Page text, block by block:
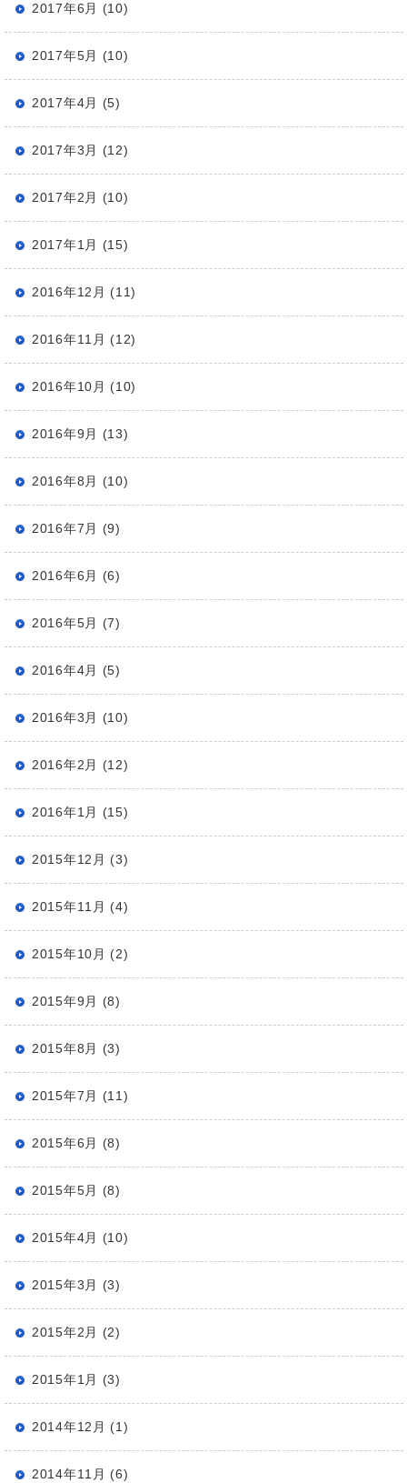
2017年6月 (10)
2017年5月 (10)
2017年4月 (5)
2017年3月 (12)
2017年2月 (10)
2017年1月 (15)
2016年12月 (11)
2016年11月 (12)
2016年10月 (10)
2016年9月 (13)
2016年8月 (10)
2016年7月 (9)
2016年6月 (6)
2016年5月 (7)
2016年4月 (5)
2016年3月 (10)
2016年2月 (12)
2016年1月 (15)
2015年12月 (3)
2015年11月 (4)
2015年10月 (2)
2015年9月 (8)
2015年8月 (3)
2015年7月 (11)
2015年6月 (8)
2015年5月 (8)
2015年4月 (10)
2015年3月 (3)
2015年2月 (2)
2015年1月 (3)
2014年12月 (1)
2014年11月 (6)